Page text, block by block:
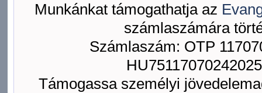
Munkánkat támogathatja az
számlaszámára
Számlaszám: OTP
Támogassa személyi